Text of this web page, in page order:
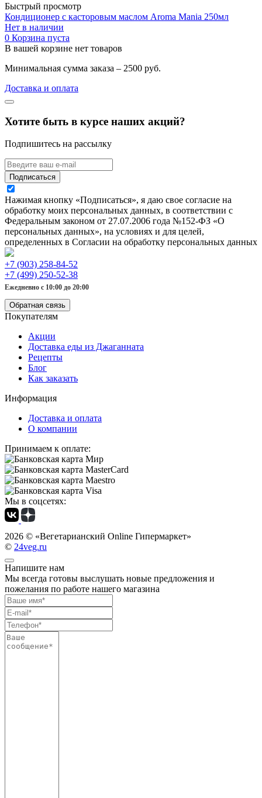
Быстрый просмотр
Кондиционер с касторовым маслом Aroma Mania 250мл
Нет в наличии
0 Корзина пуста
В вашей корзине нет товаров
Минимальная сумма заказа – 2500 руб.
Доставка и оплата
Хотите быть в курсе наших акций?
Подпишитесь на рассылку
Подписаться
Нажимая кнопку «Подписаться», я даю свое согласие на
обработку моих персональных данных, в соответствии с
Федеральным законом от 27.07.2006 года №152-ФЗ «О
персональных данных», на условиях и для целей,
определенных в Согласии на обработку персональных данных
+7 (903) 258-84-52
+7 (499) 250-52-38
Ежедневно с 10:00 до 20:00
Обратная связь
Покупателям
Акции
Доставка еды из Джаганната
Рецепты
Блог
Как заказать
Информация
Доставка и оплата
О компании
Принимаем к оплате:
Мы в соцсетях:
2026 © «Вегетарианский Online Гипермаркет»
© 24veg.ru
Напишите нам
Мы всегда готовы выслушать новые предложения и
пожелания по работе нашего магазина